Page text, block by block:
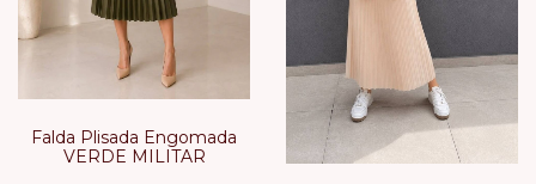
Falda Plisada Engomada
VERDE MILITAR